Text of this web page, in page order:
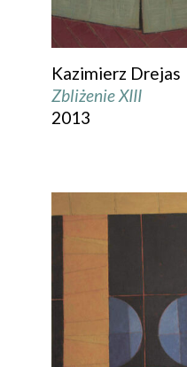
Kazimierz Drejas
Zbliżenie XIII
2013